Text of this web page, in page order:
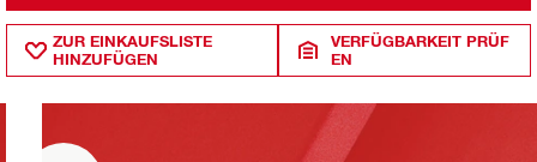
ZUR EINKAUFSLISTE
HINZUFÜGEN
VERFÜGBARKEIT PRÜF
EN